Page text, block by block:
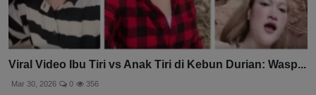
Viral Video Ibu Tiri vs Anak Tiri di Kebun Durian: Wasp...
Mar 30, 2026 0 356